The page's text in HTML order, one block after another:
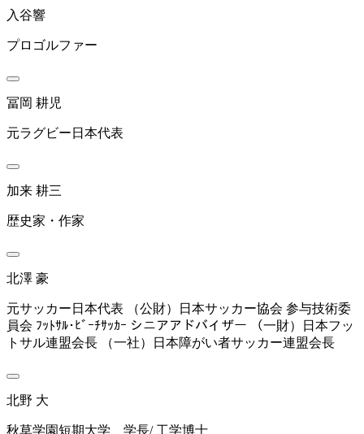
入谷響
プロゴルファー
冨岡 耕児
元ラグビー日本代表
加来 耕三
歴史家・作家
北澤 豪
元サッカー日本代表 （公財）日本サッカー協会 参与技術委
員会 ﾌｯﾄｻﾙ･ﾋﾞｰﾁｻｯｶｰ シニアアドバイザー （一財）日本フッ
トサル連盟会長 （一社）日本障がい者サッカー連盟会長
北野 大
秋草学園短期大学 学長/ 工学博士